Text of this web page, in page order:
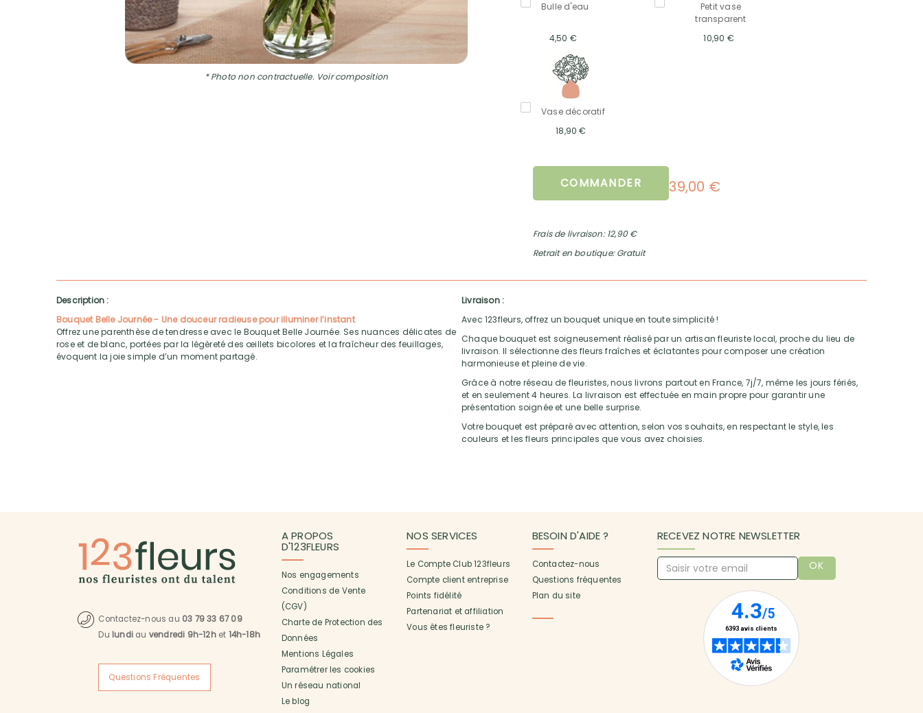
* Photo non contractuelle. Voir composition
Bulle d'eau
4,50 €
Petit vase
transparent
10,90 €
Vase décoratif
18,90 €
COMMANDER 39,00 €
Frais de livraison: 12,90 €
Retrait en boutique: Gratuit
Description :
Bouquet Belle Journée - Une douceur radieuse pour illuminer l’instant
Offrez une parenthèse de tendresse avec le Bouquet Belle Journée. Ses nuances délicates de
rose et de blanc, portées par la légèreté des œillets bicolores et la fraîcheur des feuillages,
évoquent la joie simple d’un moment partagé.
Livraison :
Avec 123fleurs, offrez un bouquet unique en toute simplicité !
Chaque bouquet est soigneusement réalisé par un artisan fleuriste local, proche du lieu de
livraison. Il sélectionne des fleurs fraîches et éclatantes pour composer une création
harmonieuse et pleine de vie.
Grâce à notre réseau de fleuristes, nous livrons partout en France, 7j/7, même les jours fériés,
et en seulement 4 heures. La livraison est effectuée en main propre pour garantir une
présentation soignée et une belle surprise.
Votre bouquet est préparé avec attention, selon vos souhaits, en respectant le style, les
couleurs et les fleurs principales que vous avez choisies.
Contactez-nous au 03 79 33 67 09
Du lundi au vendredi 9h-12het 14h-18h
Questions Fréquentes
A PROPOS
D'123FLEURS
Nos engagements
Conditions de Vente
(CGV)
Charte de Protection des
Données
Mentions Légales
Paramétrer les cookies
Un réseau national
Le blog
NOS SERVICES
Le Compte Club 123fleurs
Compte client entreprise
Points fidélité
Partenariat et affiliation
Vous êtes fleuriste ?
BESOIN D'AIDE ?
Contactez-nous
Questions fréquentes
Plan du site
RECEVEZ NOTRE NEWSLETTER
OK